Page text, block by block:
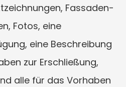
Fassaden-
Fotos, eine
eine Beschreibung
zur Erschließung,
alle für das Vorhaben